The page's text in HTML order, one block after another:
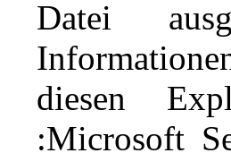
Datei
diesen
:Microsoft